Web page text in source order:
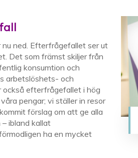
ned. Efterfrågefallet ser ut
Det som främst skiljer från
konsumtion och
arbetslöshets- och
också efterfrågefallet i hög
pengar; vi ställer in resor
förslag om att ge alla
ibland kallat
ha en mycket